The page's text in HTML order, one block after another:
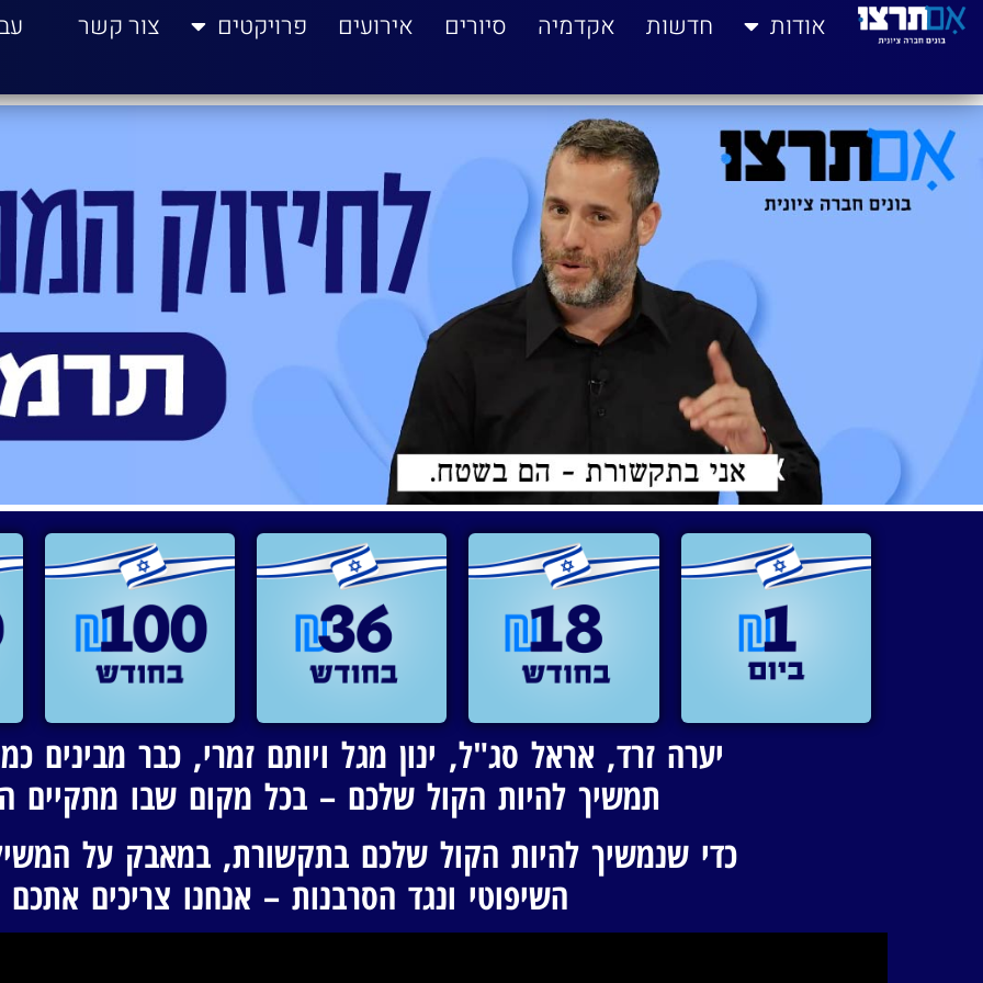
לתוכן אודות חדשות אקדמיה סיורים אירועים פרויקטים צור קשר
יערה זרד, אראל סג"ל, ינון מגל ויותם זמרי, כבר מבינים
תמשיך להיות הקול שלכם – בכל מקום שבו מתקיים
כדי שנמשיך להיות הקול שלכם בתקשורת, במאבק על
השיפוטי ונגד הסרבנות – אנחנו צריכים אתכם